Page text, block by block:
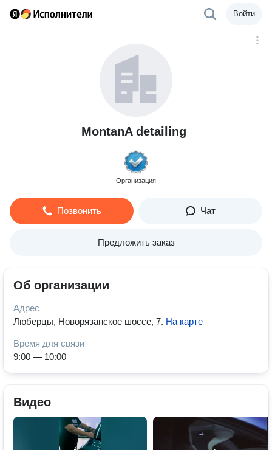
Войти
MontanA detailing
Организация
Позвонить Чат
Предложить заказ
Об организации
Адрес
Люберцы, Новорязанское шоссе, 7. На карте
Время для связи
9:00 — 10:00
Видео